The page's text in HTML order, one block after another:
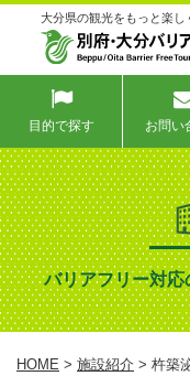
大分県の観光をもっと楽し
目的で探す お問い
バリアフリー対
HOME > 施設紹介 > 杵築